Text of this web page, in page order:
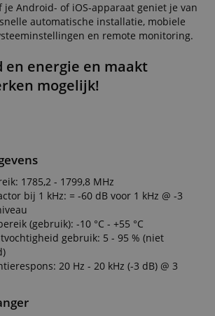
je Android- of iOS-apparaat geniet je van
automatische installatie, mobiele
en remote monitoring.
en energie en maakt
mogelijk!
1785,2 - 1799,8 MHz
bij 1 kHz: = -60 dB voor 1 kHz @ -3
(gebruik): -10 °C - +55 °C
gebruik: 5 - 95 % (niet
20 Hz - 20 kHz (-3 dB) @ 3